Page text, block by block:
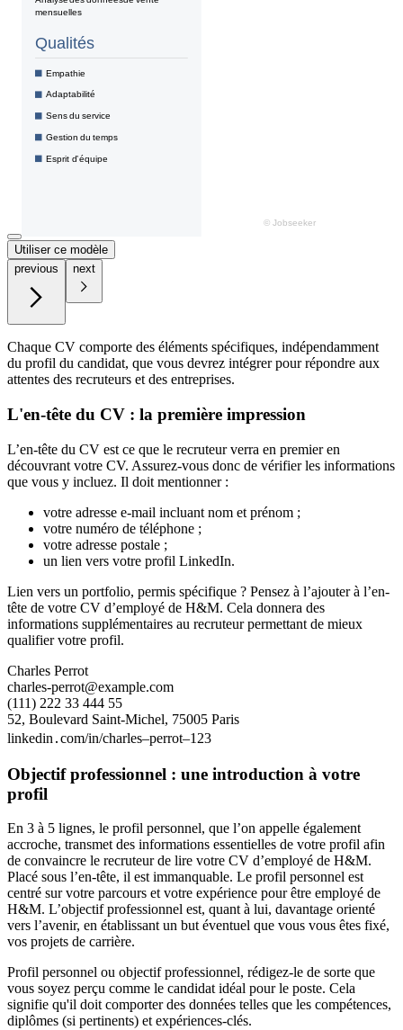
Utiliser ce modèle
previous
next
Chaque CV comporte des éléments spécifiques, indépendamment
du profil du candidat, que vous devrez intégrer pour répondre aux
attentes des recruteurs et des entreprises.
L'en-tête du CV : la première impression
L’en-tête du CV est ce que le recruteur verra en premier en
découvrant votre CV. Assurez-vous donc de vérifier les informations
que vous y incluez. Il doit mentionner :
votre adresse e-mail incluant nom et prénom ;
votre numéro de téléphone ;
votre adresse postale ;
un lien vers votre profil LinkedIn.
Lien vers un portfolio, permis spécifique ? Pensez à l’ajouter à l’en-
tête de votre CV d’employé de H&M. Cela donnera des
informations supplémentaires au recruteur permettant de mieux
qualifier votre profil.
Charles Perrot
charles-perrot@example.com
(111) 222 33 444 55
52, Boulevard Saint-Michel, 75005 Paris
linkedin․com/in/charles–perrot–123
Objectif professionnel : une introduction à votre
profil
En 3 à 5 lignes, le profil personnel, que l’on appelle également
accroche, transmet des informations essentielles de votre profil afin
de convaincre le recruteur de lire votre CV d’employé de H&M.
Placé sous l’en-tête, il est immanquable. Le profil personnel est
centré sur votre parcours et votre expérience pour être employé de
H&M. L’objectif professionnel est, quant à lui, davantage orienté
vers l’avenir, en établissant un but éventuel que vous vous êtes fixé,
vos projets de carrière.
Profil personnel ou objectif professionnel, rédigez-le de sorte que
vous soyez perçu comme le candidat idéal pour le poste. Cela
signifie qu'il doit comporter des données telles que les compétences,
diplômes (si pertinents) et expériences-clés.